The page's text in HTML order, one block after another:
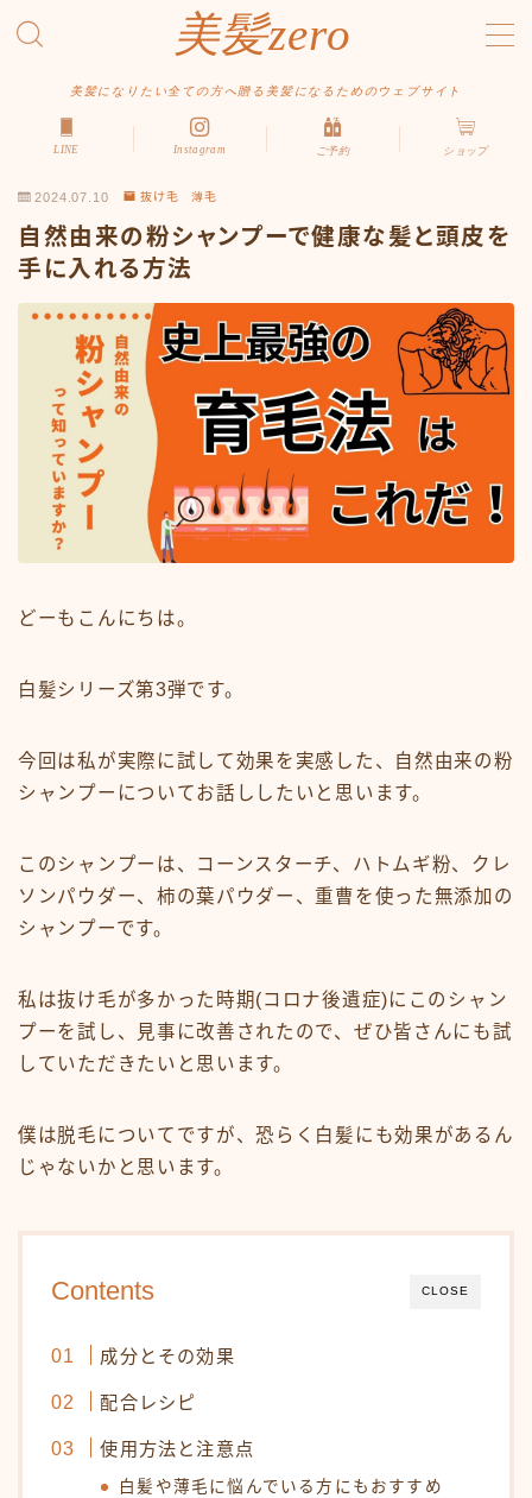
美髪zero
美髪になりたい全ての方へ贈る美髪になるためのウェブサイト
MENU
HOME
初めての方へ
メニュー・料金
アクセス・サロン情報
お問い合わせ
スタイルから探す
ショート
ボブ
ミディアム
白髪・エイジングケア
ボリューム
ダメージ・パサつき
抜け毛 薄毛
メニューから探す
縮毛矯正・髪質改善
白髪染め・ヘアカラー
トリートメント
サロンワーク実例
ヘアケア・基礎知識
毛髪の基礎知識
正しいヘアケア
間違ったヘアケア
LINE Instagram ご予約 ショップ
2024.07.10 抜け毛 薄毛
自然由来の粉シャンプーで健康な髪と頭皮を
手に入れる方法
どーもこんにちは。
白髪シリーズ第3弾です。
今回は私が実際に試して効果を実感した、自然由来の粉
シャンプーについてお話ししたいと思います。
このシャンプーは、コーンスターチ、ハトムギ粉、クレ
ソンパウダー、柿の葉パウダー、重曹を使った無添加の
シャンプーです。
私は抜け毛が多かった時期(コロナ後遺症)にこのシャン
プーを試し、見事に改善されたので、ぜひ皆さんにも試
していただきたいと思います。
僕は脱毛についてですが、恐らく白髪にも効果があるん
じゃないかと思います。
CLOSE
Contents
成分とその効果
配合レシピ
使用方法と注意点
白髪や薄毛に悩んでいる方にもおすすめ